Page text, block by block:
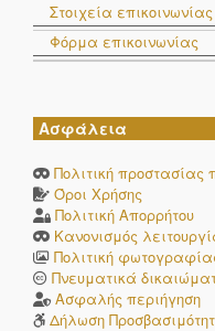
Στοιχεία επικοινωνίας
Φόρμα επικοινωνίας
Ασφάλεια
Πολιτική
Όροι Χρήσης
Πολιτική Απορρήτου
Κανονισμός
Πολιτική
Πνευματικά
Ασφαλής περιήγηση
Δήλωση